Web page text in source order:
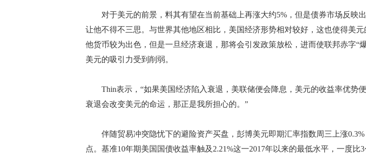
对于美元的前景，料其有望在当前基础上再涨大约5%，但是债券市场反映
让他不得不三思。与世界其他地区相比，美国经济形势相对较好，这也使得美
他货币较为出色，但是一旦经济衰退，那将会引发政策放松，进而使联邦赤字“
美元的吸引力受到削弱。
Thin表示，“如果美国经济陷入衰退，美联储便会降息，美元的收益率优势便
衰退会改变美元的命运，那正是我所担心的。”
伴随贸易冲突隐忧下的避险资产买盘，彭博美元即期汇率指数周三上涨0.3%
点。基准10年期美国国债收益率触及2.21%这一2017年以来的最低水平，一度比